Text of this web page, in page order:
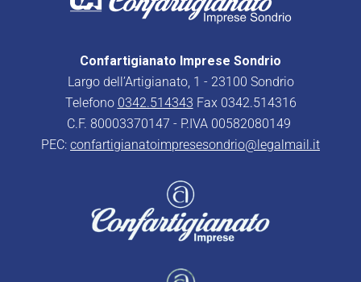
Confartigianato Imprese Sondrio
Largo dell’Artigianato, 1 - 23100 Sondrio
Telefono 0342.514343 Fax 0342.514316
C.F. 80003370147 - P.IVA 00582080149
PEC: confartigianatoimpresesondrio@legalmail.it